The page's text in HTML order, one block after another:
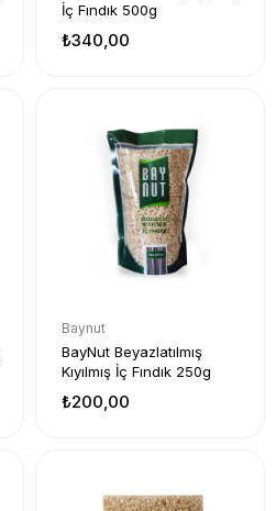
İç Fındık 500g
₺340,00
Baynut
BayNut Beyazlatılmış
Kıyılmış İç Fındık 250g
₺200,00